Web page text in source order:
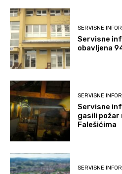
SERVISNE
Servisne
obavljena
SERVISNE
Servisne
gasili požar
Falešićima
SERVISNE